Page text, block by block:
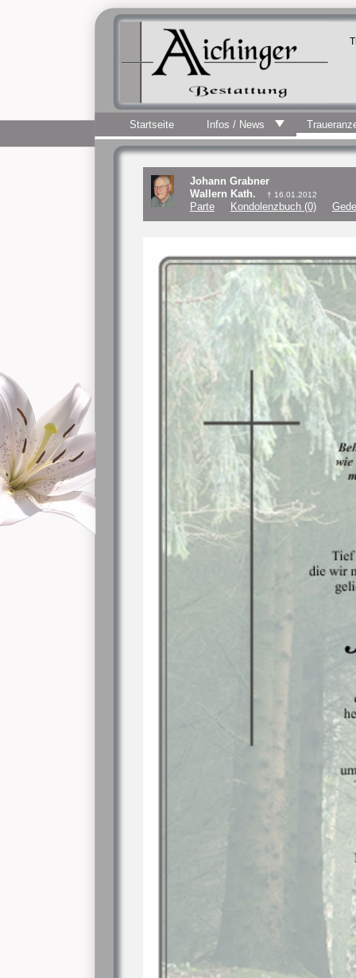
Startseite Infos / News
Johann Grabner
Wallern Kath.
† 16.01.2012
Parte Kondolenzbuch (0)